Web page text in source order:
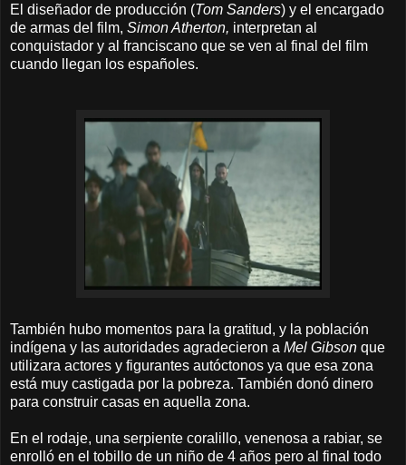
El diseñador de producción (Tom Sanders) y el encargado
de armas del film, Simon Atherton, interpretan al
conquistador y al franciscano que se ven al final del film
cuando llegan los españoles.
También hubo momentos para la gratitud, y la población
indígena y las autoridades agradecieron a Mel Gibson que
utilizara actores y figurantes autóctonos ya que esa zona
está muy castigada por la pobreza. También donó dinero
para construir casas en aquella zona.
En el rodaje, una serpiente coralillo, venenosa a rabiar, se
enrolló en el tobillo de un niño de 4 años pero al final todo